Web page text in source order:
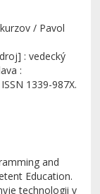
/ Pavol
: vedecký
:
1339-987X.
and
Education.
technologii v